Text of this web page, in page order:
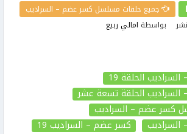
جميع حلقات مسلسل كسر عضم – السراديب
نشر
بواسطة امالي ربيع
الحلقة 19
الحلقة تسعة عشر
كسر عضم – السراديب
كسر عضم – السراديب 19